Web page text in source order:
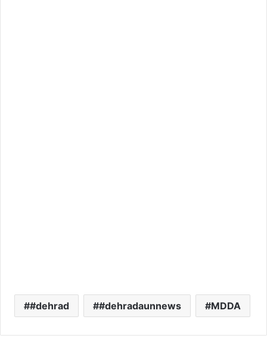
#dehrad #dehradaunnews MDDA